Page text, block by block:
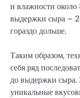
и влажности
выдержки сыра – 2
гораздо дольше.
Таким образом,
себя ряд
до выдержки сыра.
уникальные